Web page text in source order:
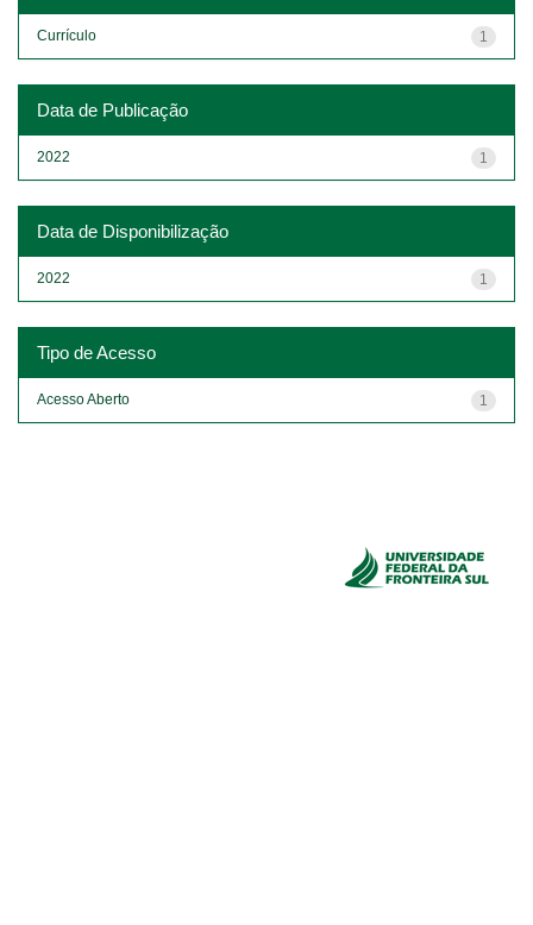
1
Currículo
Data de Publicação
1
2022
Data de Disponibilização
1
2022
Tipo de Acesso
1
Acesso Aberto